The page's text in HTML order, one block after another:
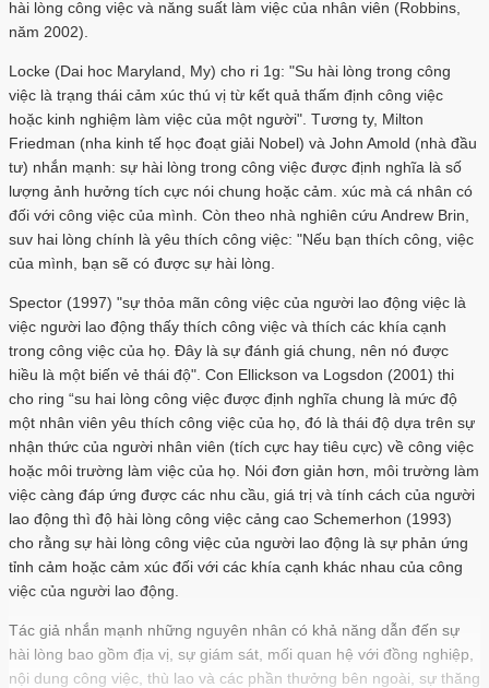
hài lòng công việc và năng suất làm việc của nhân viên (Robbins,
năm 2002).
Locke (Dai hoc Maryland, My) cho ri 1g: "Su hài lòng trong công
việc là trạng thái cảm xúc thú vị từ kết quả thấm định công việc
hoặc kinh nghiệm làm việc của một người". Tương ty, Milton
Friedman (nha kinh tế học đoạt giải Nobel) và John Amold (nhà đầu
tư) nhắn mạnh: sự hài lòng trong công việc được định nghĩa là số
lượng ảnh hưởng tích cực nói chung hoặc cảm. xúc mà cá nhân có
đối với công việc của mình. Còn theo nhà nghiên cứu Andrew Brin,
suv hai lòng chính là yêu thích công việc: "Nếu bạn thích công, việc
của mình, bạn sẽ có được sự hài lòng.
Spector (1997) "sự thỏa mãn công việc của người lao động việc là
việc người lao động thấy thích công việc và thích các khía cạnh
trong công việc của họ. Đây là sự đánh giá chung, nên nó được
hiều là một biến vẻ thái độ". Con Ellickson va Logsdon (2001) thi
cho ring “su hai lòng công việc được định nghĩa chung là mức độ
một nhân viên yêu thích công việc của họ, đó là thái độ dựa trên sự
nhận thức của người nhân viên (tích cực hay tiêu cực) về công việc
hoặc môi trường làm việc của họ. Nói đơn giản hơn, môi trường làm
việc càng đáp ứng được các nhu cầu, giá trị và tính cách của người
lao động thì độ hài lòng công việc cảng cao Schemerhon (1993)
cho rằng sự hài lòng công việc của người lao động là sự phản ứng
tỉnh cảm hoặc cảm xúc đối với các khía cạnh khác nhau của công
việc của người lao động.
Tác giả nhắn mạnh những nguyên nhân có khả năng dẫn đến sự
hài lòng bao gồm địa vị, sự giám sát, mối quan hệ với đồng nghiệp,
nội dung công việc, thù lao và các phần thưởng bên ngoài, sự thăng